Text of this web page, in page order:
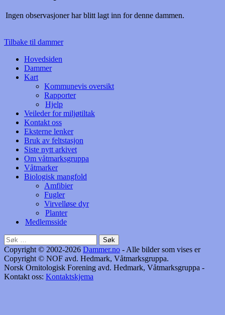
Ingen observasjoner har blitt lagt inn for denne dammen.
Tilbake til dammer
Hovedsiden
Dammer
Kart
Kommunevis oversikt
Rapporter
Hjelp
Veileder for miljøtiltak
Kontakt oss
Eksterne lenker
Bruk av feltstasjon
Siste nytt arkivet
Om våtmarksgruppa
Våtmarker
Biologisk mangfold
Amfibier
Fugler
Virvelløse dyr
Planter
Medlemsside
Søk
etter:
Copyright © 2002-2026 Dammer.no - Alle bilder som vises er
Copyright © NOF avd. Hedmark, Våtmarksgruppa.
Norsk Ornitologisk Forening avd. Hedmark, Våtmarksgruppa -
Kontakt oss: Kontaktskjema